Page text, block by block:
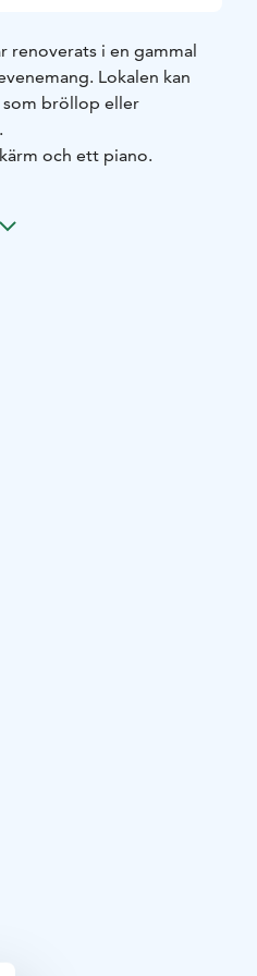
renoverats i en gammal
Lokalen kan
som bröllop eller
och ett piano.